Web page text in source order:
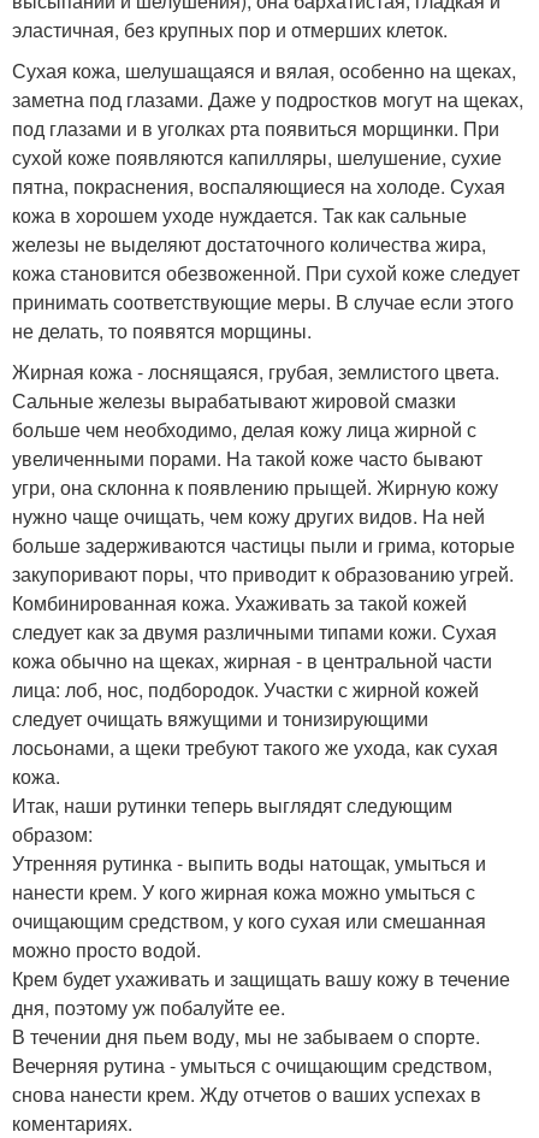
эластичная, без крупных пор и отмерших клеток.
Сухая кожа, шелушащаяся и вялая, особенно на щеках,
заметна под глазами. Даже у подростков могут на щеках,
под глазами и в уголках рта появиться морщинки. При
сухой коже появляются капилляры, шелушение, сухие
пятна, покраснения, воспаляющиеся на холоде. Сухая
кожа в хорошем уходе нуждается. Так как сальные
железы не выделяют достаточного количества жира,
кожа становится обезвоженной. При сухой коже следует
принимать соответствующие меры. В случае если этого
не делать, то появятся морщины.
Жирная кожа - лоснящаяся, грубая, землистого цвета.
Сальные железы вырабатывают жировой смазки
больше чем необходимо, делая кожу лица жирной с
увеличенными порами. На такой коже часто бывают
угри, она склонна к появлению прыщей. Жирную кожу
нужно чаще очищать, чем кожу других видов. На ней
больше задерживаются частицы пыли и грима, которые
закупоривают поры, что приводит к образованию угрей.
Комбинированная кожа. Ухаживать за такой кожей
следует как за двумя различными типами кожи. Сухая
кожа обычно на щеках, жирная - в центральной части
лица: лоб, нос, подбородок. Участки с жирной кожей
следует очищать вяжущими и тонизирующими
лосьонами, а щеки требуют такого же ухода, как сухая
кожа.
Итак, наши рутинки теперь выглядят следующим
образом:
Утренняя рутинка - выпить воды натощак, умыться и
нанести крем. У кого жирная кожа можно умыться с
очищающим средством, у кого сухая или смешанная
можно просто водой.
Крем будет ухаживать и защищать вашу кожу в течение
дня, поэтому уж побалуйте ее.
В течении дня пьем воду, мы не забываем о спорте.
Вечерняя рутина - умыться с очищающим средством,
снова нанести крем. Жду отчетов о ваших успехах в
коментариях.